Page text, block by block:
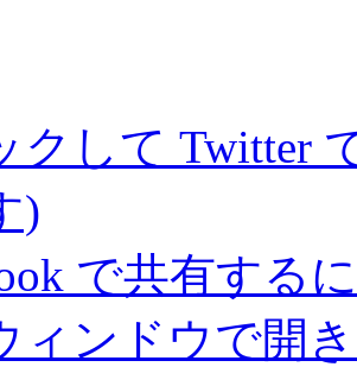
クして Twitter
)
で共有する
ィンドウで開